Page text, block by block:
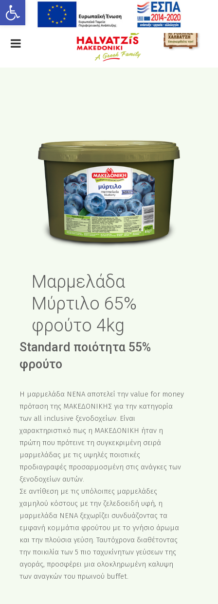
Ανοίξτε τη γραμμή εργαλείων ΕΛ
Μαρμελάδα
Μύρτιλο 65%
φρούτο 4kg
Standard ποιότητα 55%
φρούτο
Η μαρμελάδα ΝΕΝΑ αποτελεί την value for money
πρόταση της ΜΑΚΕΔΟΝΙΚΗΣ για την κατηγορία
των all inclusive ξενοδοχείων. Είναι
χαρακτηριστικό πως η ΜΑΚΕΔΟΝΙΚΗ ήταν η
πρώτη που πρότεινε τη συγκεκριμένη σειρά
μαρμελάδας με τις υψηλές ποιοτικές
προδιαγραφές προσαρμοσμένη στις ανάγκες των
ξενοδοχείων αυτών.
Σε αντίθεση με τις υπόλοιπες μαρμελάδες
χαμηλού κόστους με την ζελεδοειδή υφή, η
μαρμελάδα ΝΕΝΑ ξεχωρίζει συνδυάζοντας τα
εμφανή κομμάτια φρούτου με το γνήσιο άρωμα
και την πλούσια γεύση. Ταυτόχρονα διαθέτοντας
την ποικιλία των 5 πιο ταχυκίνητων γεύσεων της
αγοράς, προσφέρει μια ολοκληρωμένη καλυψη
των αναγκών του πρωινού buffet.